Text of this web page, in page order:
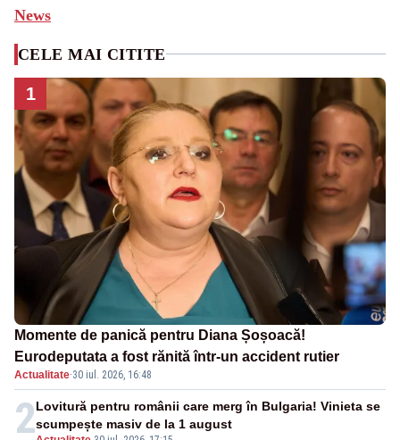
News
CELE MAI CITITE
1
Momente de panică pentru Diana Șoșoacă!
Eurodeputata a fost rănită într-un accident rutier
Actualitate·30 iul. 2026, 16:48
2Lovitură pentru românii care merg în Bulgaria! Vinieta se
scumpește masiv de la 1 august